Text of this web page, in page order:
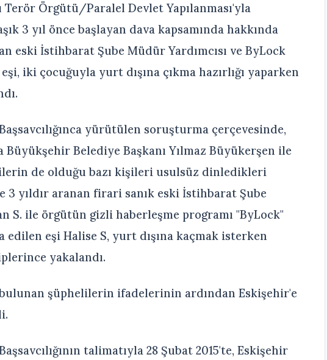
Terör Örgütü/Paralel Devlet Yapılanması'yla
3 yıl önce başlayan dava kapsamında hakkında
eski İstihbarat Şube Müdür Yardımcısı ve ByLock
iki çocuğuyla yurt dışına çıkma hazırlığı yaparken
yürütülen soruşturma çerçevesinde,
Büyükşehir Belediye Başkanı Yılmaz Büyükerşen ile
de olduğu bazı kişileri usulsüz dinledikleri
3 yıldır aranan firari sanık eski İstihbarat Şube
S. ile örgütün gizli haberleşme programı "ByLock"
edilen eşi Halise S, yurt dışına kaçmak isterken
yakalandı.
şüphelilerin ifadelerinin ardından Eskişehir'e
talimatıyla 28 Şubat 2015'te, Eskişehir